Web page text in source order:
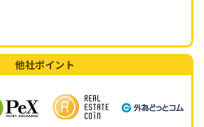
他社ポイント